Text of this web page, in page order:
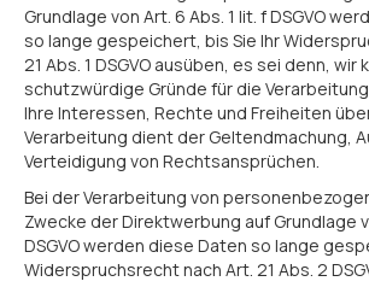
Grundlage von Art. 6 Abs. 1 lit. f DSGVO
so lange gespeichert, bis Sie Ihr
21 Abs. 1 DSGVO ausüben, es sei denn,
schutzwürdige Gründe für die
Ihre Interessen, Rechte und Freiheiten
Verarbeitung dient der Geltendmachung,
Verteidigung von Rechtsansprüchen.
Bei der Verarbeitung von
Zwecke der Direktwerbung auf Grundlage
DSGVO werden diese Daten so lange
Widerspruchsrecht nach Art. 21 Abs. 2